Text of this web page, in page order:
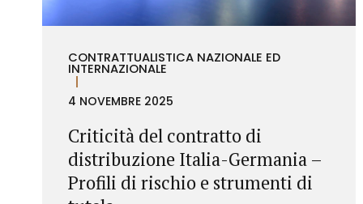
assistenza...
CONTRATTUALISTICA NAZIONALE ED
INTERNAZIONALE
4 NOVEMBRE 2025
Criticità del contratto di
distribuzione Italia-Germania –
Profili di rischio e strumenti di